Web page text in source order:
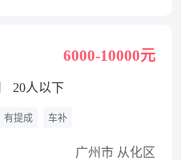
6000-10000元
20人以下
有提成 车补
广州市 从化区